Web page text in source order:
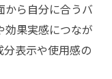
イントとは
に見るハリの
から自分に合うバ
効果実感につなが
表示や使用感の